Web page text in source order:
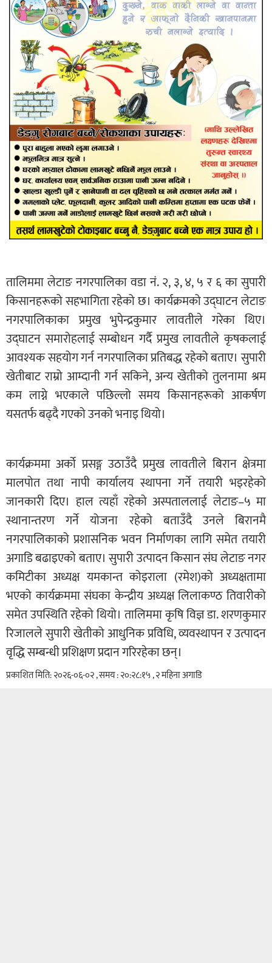
तालिममा लेटाङ नगरपालिका वडा नं. २, ३, ४, ५ र ६ का सुपारी
किसानहरूको सहभागिता रहेको छ। कार्यक्रमको उद्घाटन लेटाङ
नगरपालिकाका प्रमुख भुपेन्द्रकुमार लावतीले गरेका थिए।
उद्घाटन समारोहलाई सम्बोधन गर्दै प्रमुख लावतीले कृषकलाई
आवश्यक सहयोग गर्न नगरपालिका प्रतिबद्ध रहेको बताए। सुपारी
खेतीबाट राम्रो आम्दानी गर्न सकिने, अन्य खेतीको तुलनामा श्रम
कम लाग्ने भएकाले पछिल्लो समय किसानहरूको आकर्षण
यसतर्फ बढ्दै गएको उनको भनाइ थियो।
कार्यक्रममा अर्को प्रसङ्ग उठाउँदै प्रमुख लावतीले बिरान क्षेत्रमा
मालपोत तथा नापी कार्यालय स्थापना गर्ने तयारी भइरहेको
जानकारी दिए। हाल त्यहाँ रहेको अस्पताललाई लेटाङ–५ मा
स्थानान्तरण गर्ने योजना रहेको बताउँदै उनले बिरानमै
नगरपालिकाको प्रशासनिक भवन निर्माणका लागि समेत तयारी
अगाडि बढाइएको बताए। सुपारी उत्पादन किसान संघ लेटाङ नगर
कमिटीका अध्यक्ष यमकान्त कोइराला (रमेश)को अध्यक्षतामा
भएको कार्यक्रममा संघका केन्द्रीय अध्यक्ष लिलाकण्ठ तिवारीको
समेत उपस्थिति रहेको थियो। तालिममा कृषि विज्ञ डा. शरणकुमार
रिजालले सुपारी खेतीको आधुनिक प्रविधि, व्यवस्थापन र उत्पादन
वृद्धि सम्बन्धी प्रशिक्षण प्रदान गरिरहेका छन्।
प्रकाशित मिति: २०२६-०६-०२ , समय : २०:२८:१५ , २ महिना अगाडि